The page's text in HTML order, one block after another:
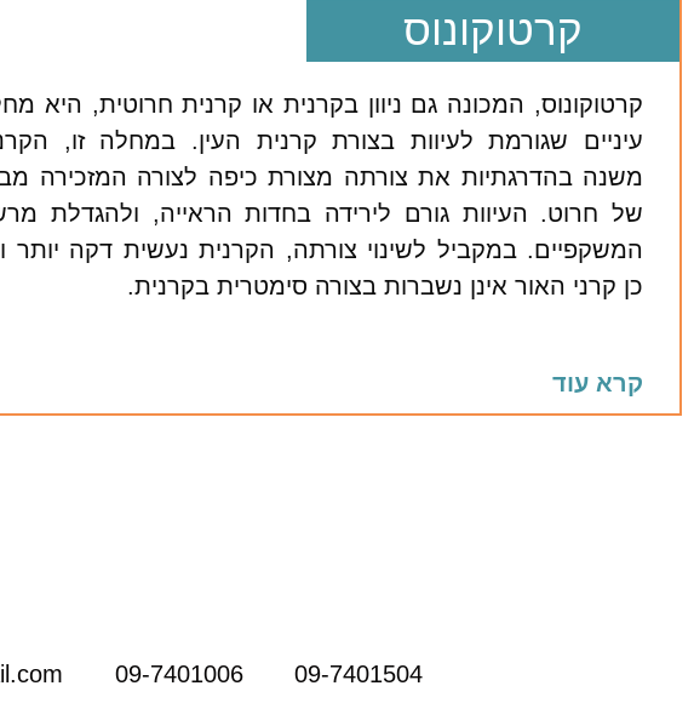
קרטוקונוס
קרטוקונוס, המכונה גם ניוון בקרנית או קרנית חרוטית, היא
עיניים שגורמת לעיוות בצורת קרנית העין. במחלה זו,
משנה בהדרגתיות את צורתה מצורת כיפה לצורה המזכירה
של חרוט. העיוות גורם לירידה בחדות הראייה, ולהגדלת
המשקפיים. במקביל לשינוי צורתה, הקרנית נעשית דקה יותר
כן קרני האור אינן נשברות בצורה סימטרית בקרנית.
קרא עוד
09-7401504
09-7401006